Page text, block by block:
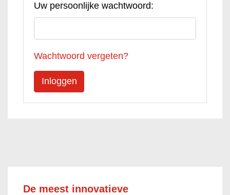
Uw persoonlijke wachtwoord:
Wachtwoord vergeten?
De meest innovatieve